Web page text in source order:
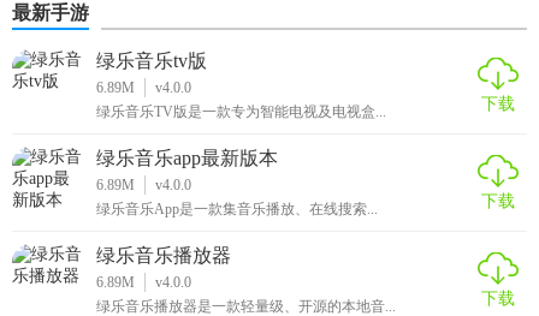
最新手游
绿乐音乐tv版
6.89M
v4.0.0
绿乐音乐TV版是一款专为智能电视及电视盒...
下载
绿乐音乐app最新版本
6.89M
v4.0.0
绿乐音乐App是一款集音乐播放、在线搜索...
下载
绿乐音乐播放器
6.89M
v4.0.0
绿乐音乐播放器是一款轻量级、开源的本地音...
下载